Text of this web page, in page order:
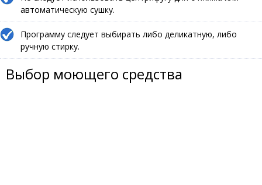
автоматическую сушку.
Программу следует выбирать либо деликатную, либо
ручную стирку.
Выбор моющего средства